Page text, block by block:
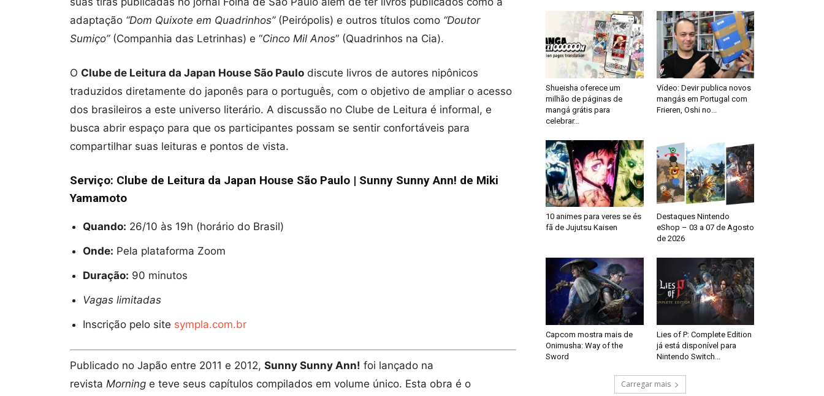
adaptação “Dom Quixote em Quadrinhos”(Peirópolis) e outros títulos como “Doutor
Sumiço”(Companhia das Letrinhas) e “Cinco Mil Anos” (Quadrinhos na Cia).
O Clube de Leitura da Japan House São Paulo discute livros de autores nipônicos
traduzidos diretamente do japonês para o português, com o objetivo de ampliar o acesso
dos brasileiros a este universo literário. A discussão no Clube de Leitura é informal, e
busca abrir espaço para que os participantes possam se sentir confortáveis para
compartilhar suas leituras e pontos de vista.
Serviço: Clube de Leitura da Japan House São Paulo | Sunny Sunny Ann! de Miki
Yamamoto
Quando: 26/10 às 19h (horário do Brasil)
Onde: Pela plataforma Zoom
Duração: 90 minutos
Vagas limitadas
Inscrição pelo site sympla.com.br
Publicado no Japão entre 2011 e 2012, Sunny Sunny Ann! foi lançado na
revista Morning e teve seus capítulos compilados em volume único. Esta obra é o
Shueisha oferece um
milhão de páginas de
mangá grátis para
celebrar...
Vídeo: Devir publica novos
mangás em Portugal com
Frieren, Oshi no...
10 animes para veres se és
fã de Jujutsu Kaisen
Destaques Nintendo
eShop – 03 a 07 de Agosto
de 2026
Capcom mostra mais de
Onimusha: Way of the
Sword
Lies of P: Complete Edition
já está disponível para
Nintendo Switch...
Carregar mais